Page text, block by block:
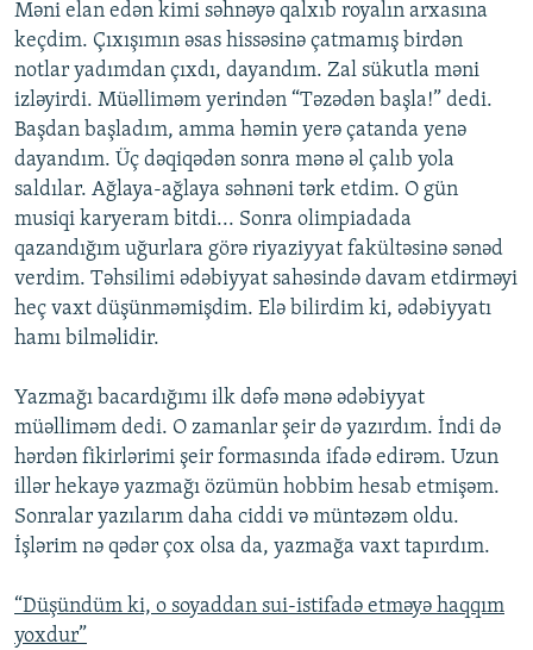
Məni elan edən kimi səhnəyə qalxıb royalın arxasına
keçdim. Çıxışımın əsas hissəsinə çatmamış birdən
notlar yadımdan çıxdı, dayandım. Zal sükutla məni
izləyirdi. Müəlliməm yerindən “Təzədən başla!” dedi.
Başdan başladım, amma həmin yerə çatanda yenə
dayandım. Üç dəqiqədən sonra mənə əl çalıb yola
saldılar. Ağlaya-ağlaya səhnəni tərk etdim. O gün
musiqi karyeram bitdi... Sonra olimpiadada
qazandığım uğurlara görə riyaziyyat fakültəsinə sənəd
verdim. Təhsilimi ədəbiyyat sahəsində davam etdirməyi
heç vaxt düşünməmişdim. Elə bilirdim ki, ədəbiyyatı
hamı bilməlidir.
Yazmağı bacardığımı ilk dəfə mənə ədəbiyyat
müəlliməm dedi. O zamanlar şeir də yazırdım. İndi də
hərdən fikirlərimi şeir formasında ifadə edirəm. Uzun
illər hekayə yazmağı özümün hobbim hesab etmişəm.
Sonralar yazılarım daha ciddi və müntəzəm oldu.
İşlərim nə qədər çox olsa da, yazmağa vaxt tapırdım.
“Düşündüm ki, o soyaddan sui-istifadə etməyə haqqım
yoxdur”